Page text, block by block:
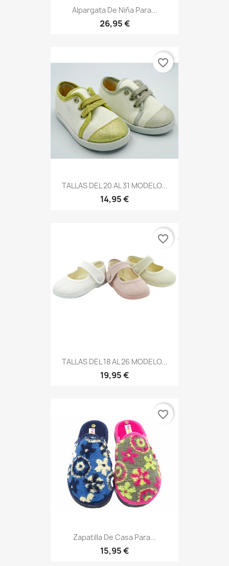
Alpargata De Niña Para...
26,95 €
TALLAS DEL 20 AL 31 MODELO...
14,95 €
favorite_border
TALLAS DEL 18 AL 26 MODELO...
19,95 €
favorite_border
Zapatilla De Casa Para...
15,95 €
favorite_border